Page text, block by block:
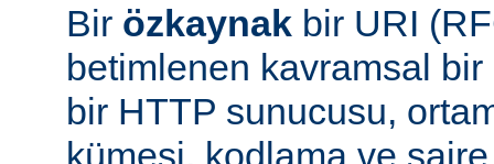
Bir özkaynak bir URI
betimlenen kavramsal
bir HTTP sunucusu,
kümesi, kodlama ve saire